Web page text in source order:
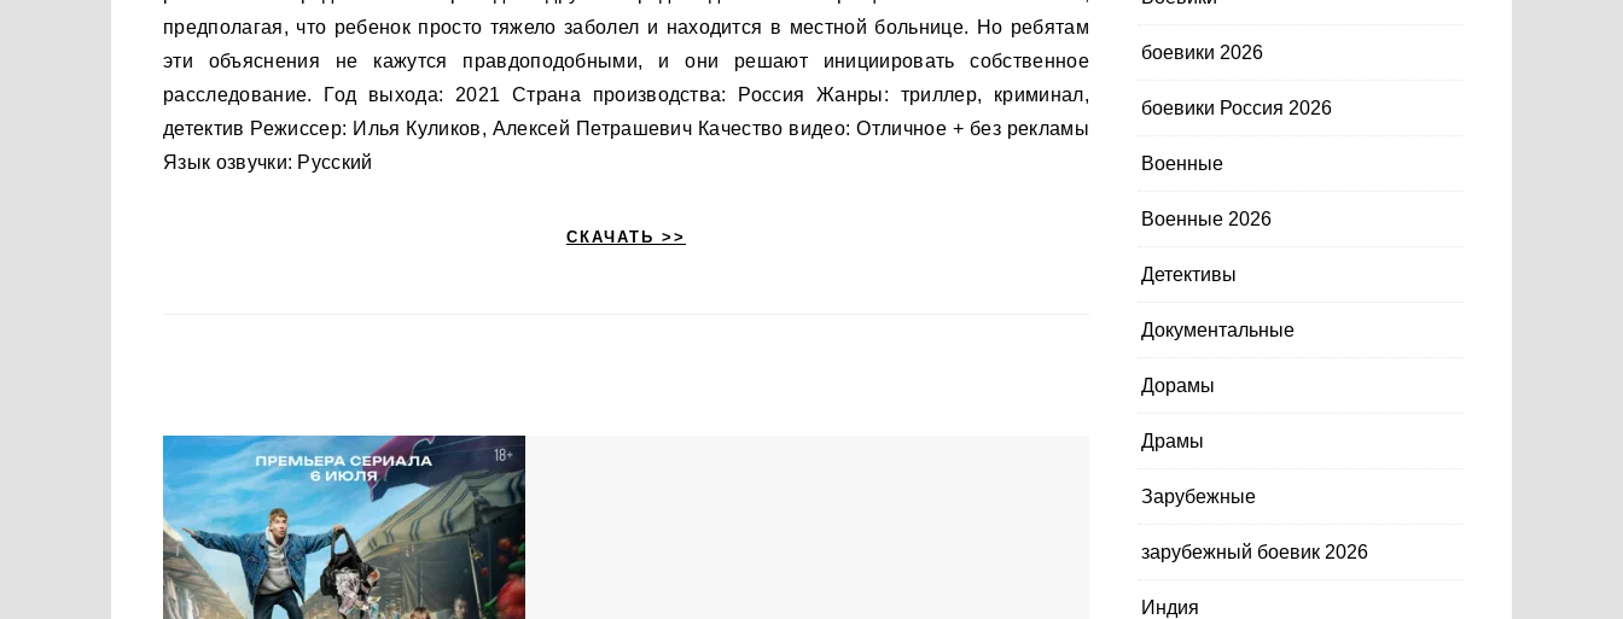
предполагая, что ребенок просто тяжело заболел и находится в местной больнице. Но ребятам
эти объяснения не кажутся правдоподобными, и они решают инициировать собственное
расследование. Год выхода: 2021 Страна производства: Россия Жанры: триллер, криминал,
детектив Режиссер: Илья Куликов, Алексей Петрашевич Качество видео: Отличное + без рекламы
Язык озвучки: Русский
СКАЧАТЬ >>
боевики 2026
боевики Россия 2026
Военные
Военные 2026
Детективы
Документальные
Дорамы
Драмы
Зарубежные
зарубежный боевик 2026
Индия